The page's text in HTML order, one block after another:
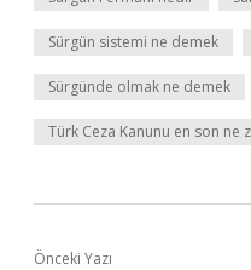
Sürgün sistemi ne demek
Sürgünde olmak ne demek
Türk Ceza Kanunu en son ne
Önceki Yazı